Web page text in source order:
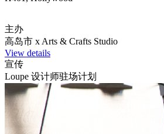
主办
高岛市 x Arts & Crafts Studio
View details
宣传
Loupe 设计师驻场计划